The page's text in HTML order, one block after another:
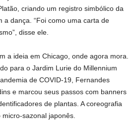
criando um registro simbólico da
a dança. “Foi como uma carta de
disse ele.
a ideia em Chicago, onde agora mora.
para o Jardim Lurie do Millennium
de COVID-19, Fernandes
e marcou seus passos com banners
de plantas. A coreografia
sazonal japonês.